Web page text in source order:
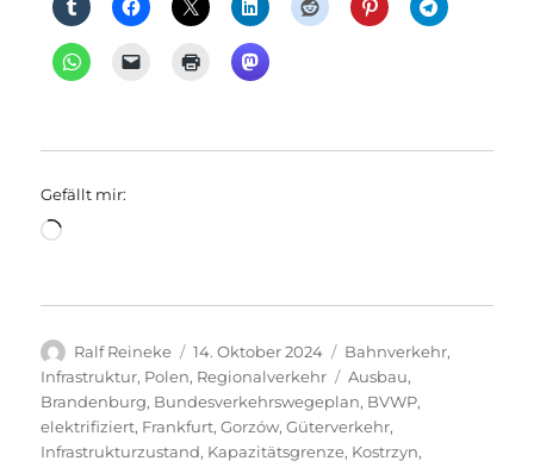
Gefällt mir:
Wird
Autor
Ralf Reineke
Veröffentlicht
am
14. Oktober 2024 Kategorien
Bahnverkehr,
Infrastruktur, Polen, Regionalverkehr Schlagwörter
Ausbau,
Brandenburg, Bundesverkehrswegeplan, BVWP,
elektrifiziert, Frankfurt,Gorzów,Güterverkehr,
Infrastrukturzustand, Kapazitätsgrenze, Kostrzyn,